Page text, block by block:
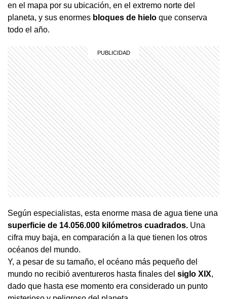
en el mapa por su ubicación, en el extremo norte del
planeta, y sus enormes bloques de hielo que conserva
todo el año.
Según especialistas, esta enorme masa de agua tiene una
superficie de 14.056.000 kilómetros cuadrados. Una
cifra muy baja, en comparación a la que tienen los otros
océanos del mundo.
Y, a pesar de su tamaño, el océano más pequeño del
mundo no recibió aventureros hasta finales del siglo XIX,
dado que hasta ese momento era considerado un punto